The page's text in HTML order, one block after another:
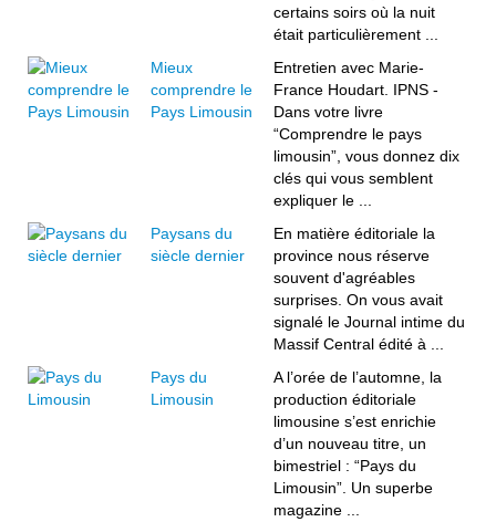
certains soirs où la nuit
était particulièrement ...
Mieux
comprendre le
Pays Limousin
Entretien avec Marie-
France Houdart. IPNS -
Dans votre livre
“Comprendre le pays
limousin”, vous donnez dix
clés qui vous semblent
expliquer le ...
Paysans du
siècle dernier
En matière éditoriale la
province nous réserve
souvent d'agréables
surprises. On vous avait
signalé le Journal intime du
Massif Central édité à ...
Pays du
Limousin
A l’orée de l’automne, la
production éditoriale
limousine s’est enrichie
d’un nouveau titre, un
bimestriel : “Pays du
Limousin”. Un superbe
magazine ...